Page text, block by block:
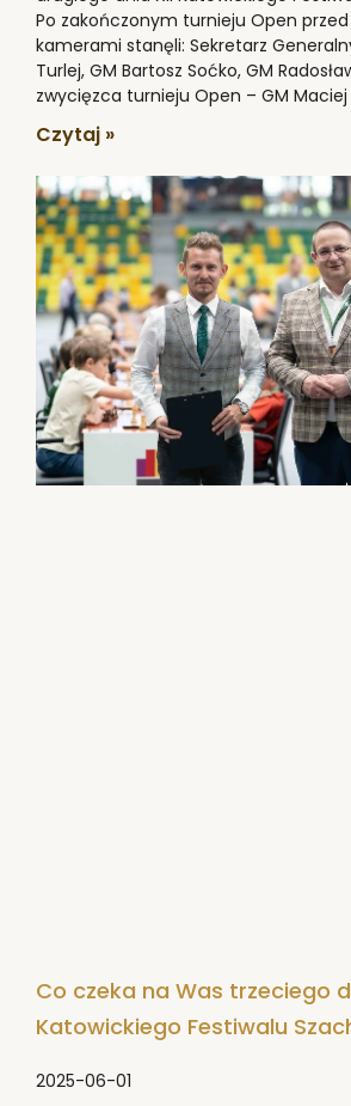
Po zakończonym turnieju Open
kamerami stanęli: Sekretarz
Turlej, GM Bartosz Soćko, GM
zwycięzca turnieju Open – GM Maciej
Czytaj »
Co czeka na Was trzeciego
Katowickiego Festiwalu
2025-06-01